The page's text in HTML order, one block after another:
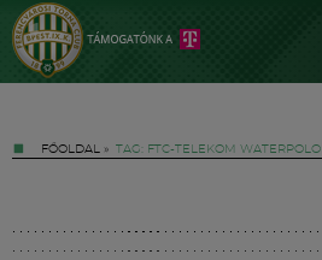
FŐOLDAL » TAG: FTC-TELEKOM WATERPOLO